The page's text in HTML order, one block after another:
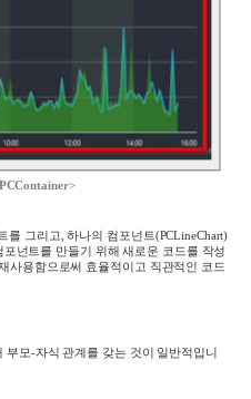
를 그리고, 하나의 컴포넌트(PCLineChart)
넌트를 만들기 위해 새로운 코드를 작성
사용함으로써 효율적이고 직관적인 코드
부모-자식 관계를 갖는 것이 일반적입니